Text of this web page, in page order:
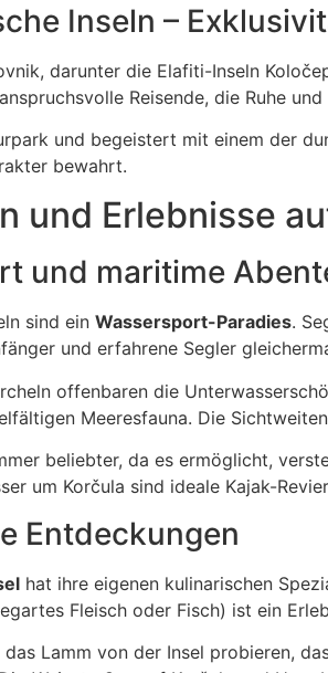
Inseln –
darunter die Elafiti-Inseln
Reisende, die Ruhe
und begeistert mit einem der
bewahrt.
und Erlebnisse
und maritime
sind ein Wassersport-Paradies.
und erfahrene Segler
offenbaren die
Meeresfauna. Die
beliebter, da es ermöglicht,
um Korčula sind ideale Kajak-
Entdeckungen
hat ihre eigenen kulinarischen
Fleisch oder Fisch) ist ein
Lamm von der Insel probieren,